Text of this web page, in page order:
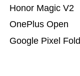
Google Pixel Fold
OnePlus Open
Honor Magic V2